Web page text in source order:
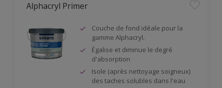
Alphacryl Primer
Couche de fond idéale pour la
gamme Alphacryl.
Égalise et diminue le degré
d'absorption
Isole (après nettoyage soigneux)
des taches solubles dans l'eau